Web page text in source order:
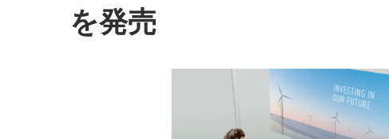
を発売